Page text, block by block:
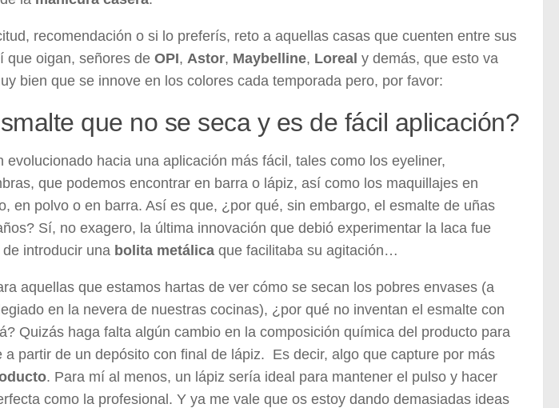
recomendación o si lo preferís, reto a aquellas casas que cuenten entre sus
que oigan, señores de OPI, Astor, Maybelline, Loreal y demás, que esto va
bien que se innove en los colores cada temporada pero, por favor:
que no se seca y es de fácil aplicación?
evolucionado hacia una aplicación más fácil, tales como los eyeliner,
que podemos encontrar en barra o lápiz, así como los maquillajes en
en polvo o en barra. Así es que, ¿por qué, sin embargo, el esmalte de uñas
Sí, no exagero, la última innovación que debió experimentar la laca fue
introducir una bolita metálica que facilitaba su agitación…
aquellas que estamos hartas de ver cómo se secan los pobres envases (a
en la nevera de nuestras cocinas), ¿por qué no inventan el esmalte con
Quizás haga falta algún cambio en la composición química del producto para
partir de un depósito con final de lápiz. Es decir, algo que capture por más
. Para mí al menos, un lápiz sería ideal para mantener el pulso y hacer
como la profesional. Y ya me vale que os estoy dando demasiadas ideas